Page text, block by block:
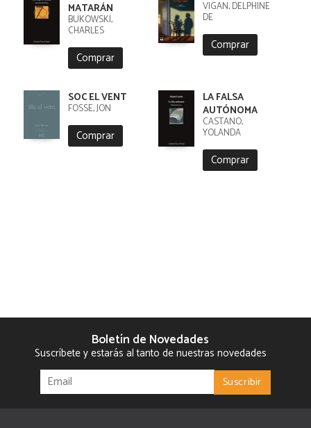
MATARÁN
BUKOWSKI,
CHARLES
Comprar
VIGAN, DELPHINE
DE
Comprar
SOC EL VENT
FOSSE, JON
Comprar
LA FALSA
AUTÓNOMA
CASTAÑO,
YOLANDA
Comprar
Boletín de Novedades
Suscríbete y estarás al tanto de nuestras novedades